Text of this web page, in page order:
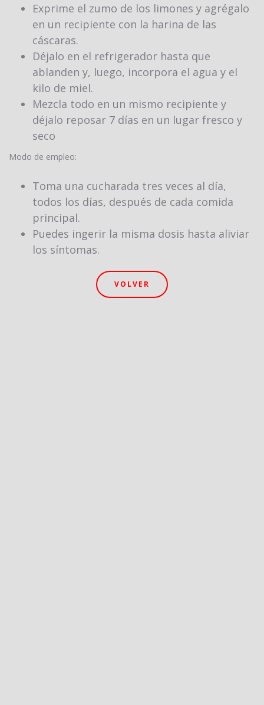
Exprime el zumo de los limones y agrégalo
en un recipiente con la harina de las
cáscaras.
Déjalo en el refrigerador hasta que
ablanden y, luego, incorpora el agua y el
kilo de miel.
Mezcla todo en un mismo recipiente y
déjalo reposar 7 días en un lugar fresco y
seco
Modo de empleo:
Toma una cucharada tres veces al día,
todos los días, después de cada comida
principal.
Puedes ingerir la misma dosis hasta aliviar
los síntomas.
VOLVER